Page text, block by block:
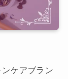
ケアブラン